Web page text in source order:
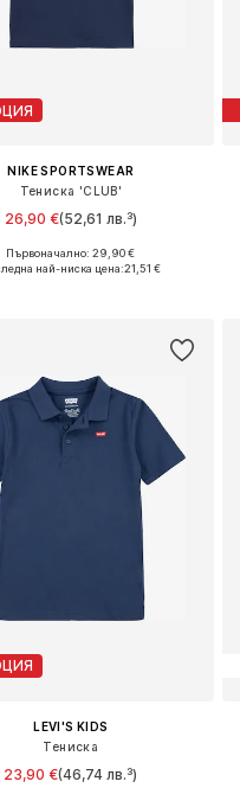
NIKE SPORTSWEAR
Тениска 'CLUB'
26,90 €(52,61 лв.³)
Първоначално: 29,90 €
най-ниска цена:21,51 €
LEVI'S KIDS
Тениска
23,90 €(46,74 лв.³)